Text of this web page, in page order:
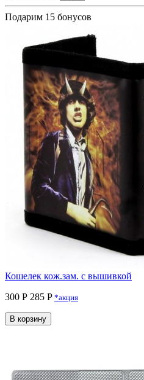
Подарим 15 бонусов
Кошелек кож.зам. с вышивкой
300 Р 285 P *акция
В корзину